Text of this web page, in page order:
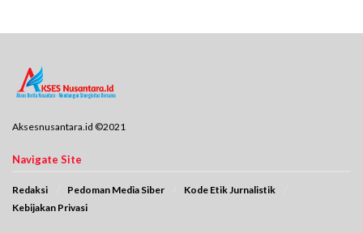
Aksesnusantara.id ©2021
Navigate Site
Redaksi Pedoman Media Siber
Kode Etik Jurnalistik
Kebijakan Privasi